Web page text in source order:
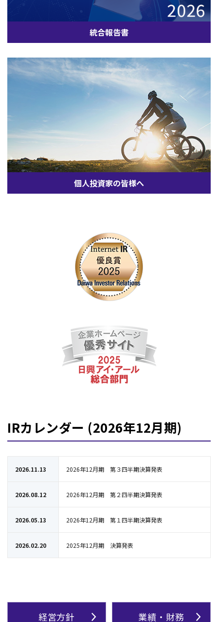
統合報告書
個人投資家の皆様へ
IRカレンダー (2026年12月期)
2026.11.13 2026年12月期 第３四半期決算発表
2026.08.12 2026年12月期 第２四半期決算発表
2026.05.13 2026年12月期 第１四半期決算発表
2026.02.20 2025年12月期 決算発表
経営方針 業績・財務